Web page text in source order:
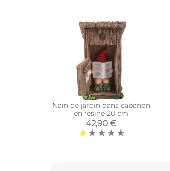
Nain de jardin dans cabanon
en résine 20 cm
42,90 €